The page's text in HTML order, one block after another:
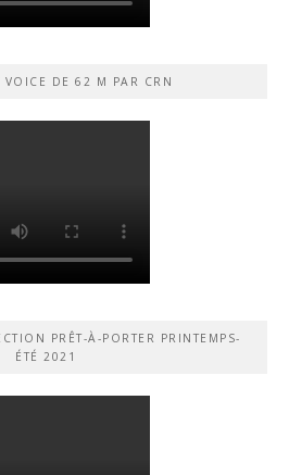
VOICE DE 62 M PAR CRN
PRÊT-À-PORTER PRINTEMPS-
ÉTÉ 2021